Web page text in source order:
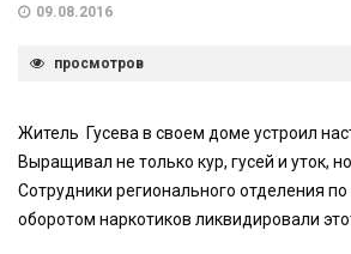
09.08.2016
просмотров
Житель Гусева в своем доме устроил
Выращивал не только кур, гусей и уток,
Сотрудники регионального отделения
оборотом наркотиков ликвидировали